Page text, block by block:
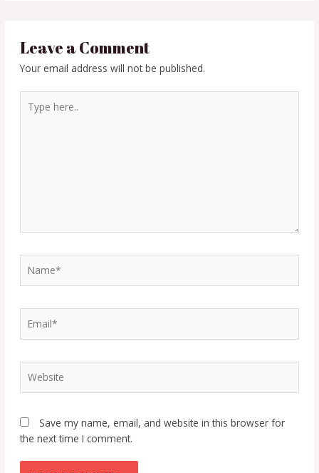
Leave a Comment
Your email address will not be published.
Save my name, email, and website in this browser for
the next time I comment.